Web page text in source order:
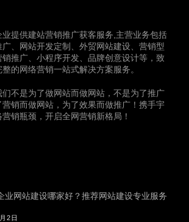
提供建站营销推广获客服务,主营业务包括
广、网站开发定制、外贸网站建设、营销型
销推广、小程序开发、品牌创意设计等，致
的网络营销一站式解决方案服务。
不是为了做网站而做网站，不是为了推广
销而做网站，为了效果而做推广！携手宇
销瓶颈，开启全网营销新格局！
业网站建设哪家好？推荐网站建设专业服务
2日